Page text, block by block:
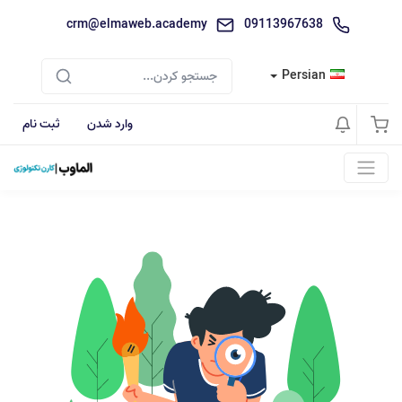
09113967638
crm@elmaweb.academy
Persian
وارد شدن ثبت نام